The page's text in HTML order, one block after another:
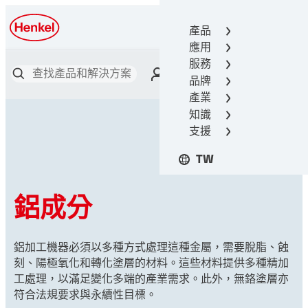
產品
應用
服務
品牌
產業
知識
支援
TW
漢高接著技術
鋁成分
鋁加工機器必須以多種方式處理這種金屬，需要脫脂、蝕
刻、陽極氧化和轉化塗層的材料。這些材料提供多種精加
工處理，以滿足變化多端的產業需求。此外，無鉻塗層亦
符合法規要求與永續性目標。